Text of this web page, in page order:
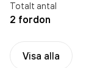
Totalt antal
2 fordon
Visa alla